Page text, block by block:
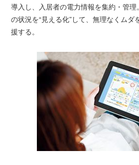
導入し、入居者の電力情報を集約・管
の状況を“見える化”して、無理なくムダ
援する。